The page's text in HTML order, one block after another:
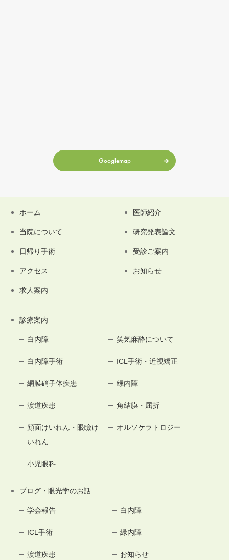
Googlemap
ホーム 医師紹介
当院について 研究発表論文
日帰り手術 受診ご案内
アクセス お知らせ
求人案内
診療案内
白内障 笑気麻酔について
白内障手術 ICL手術・近視矯正
網膜硝子体疾患 緑内障
涙道疾患 角結膜・屈折
顔面けいれん・眼瞼け
いれん
オルソケラトロジー
小児眼科
ブログ・眼光学のお話
学会報告 白内障
ICL手術 緑内障
涙道疾患 お知らせ